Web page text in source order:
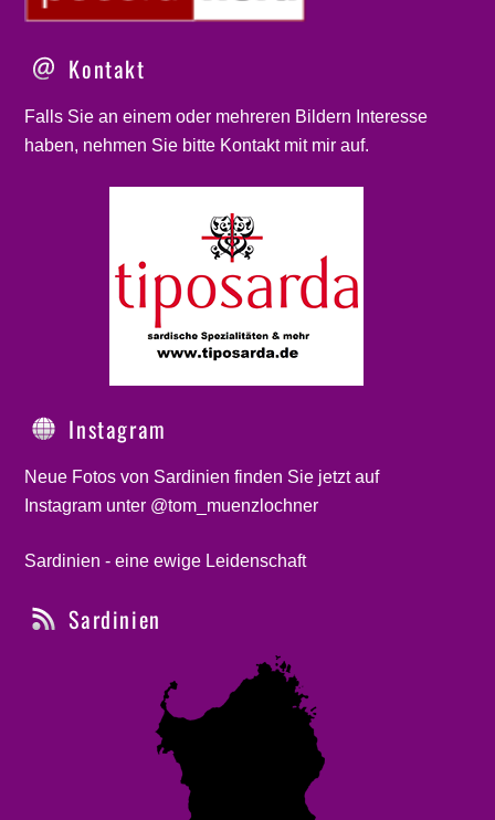
Kontakt
Falls Sie an einem oder mehreren Bildern Interesse
haben, nehmen Sie bitte Kontaktmit mir auf.
Instagram
Neue Fotos von Sardinien finden Sie jetzt auf
Instagram unter @tom_muenzlochner
Sardinien - eine ewige Leidenschaft
Sardinien